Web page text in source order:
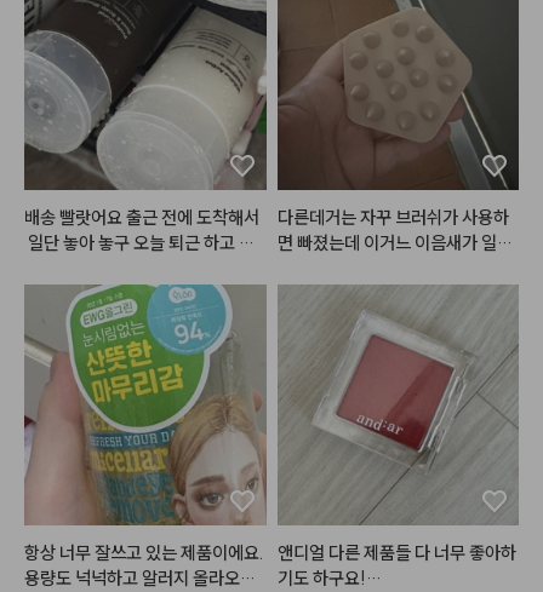
배송 빨랏어요 출근 전에 도착해서
일단 놓아 놓구 오늘 퇴근 하고 써
다른데거는 자꾸 브러쉬가 사용하
면 빠졌는데 이거느 이음새가 일체
용해보겠습니다!
항상 너무 잘쓰고 있는 제품이에요.
용량도 넉넉하고 알러지 올라오는
앤디얼 다른 제품들 다 너무 좋아하
기도 하구요!